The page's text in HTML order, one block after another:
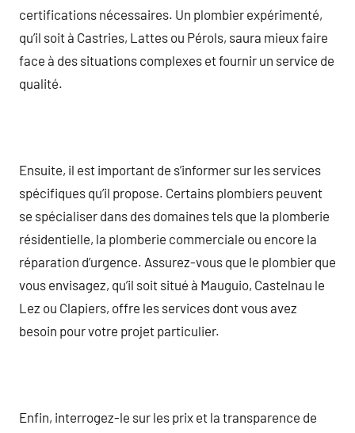
certifications nécessaires. Un plombier expérimenté,
qu’il soit à Castries, Lattes ou Pérols, saura mieux faire
face à des situations complexes et fournir un service de
qualité.
Ensuite, il est important de s’informer sur les services
spécifiques qu’il propose. Certains plombiers peuvent
se spécialiser dans des domaines tels que la plomberie
résidentielle, la plomberie commerciale ou encore la
réparation d’urgence. Assurez-vous que le plombier que
vous envisagez, qu’il soit situé à Mauguio, Castelnau le
Lez ou Clapiers, offre les services dont vous avez
besoin pour votre projet particulier.
Enfin, interrogez-le sur les prix et la transparence de